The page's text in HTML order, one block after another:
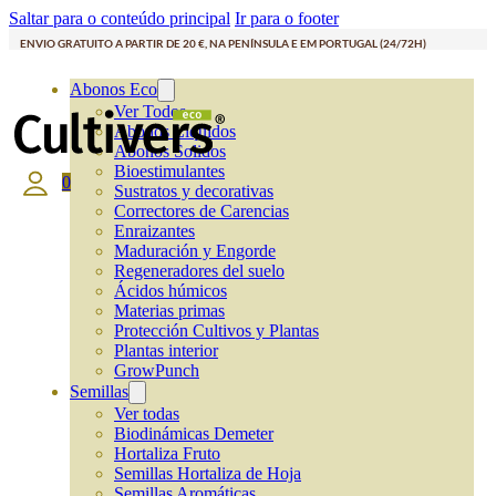
Saltar para o conteúdo principal Ir para o footer
ENVIO GRATUITO A PARTIR DE 20 €, NA PENÍNSULA E EM PORTUGAL (24/72H)
Abonos Eco
Ver Todos
Abonos Líquidos
Abonos Solidos
Bioestimulantes
Sustratos y decorativas
Correctores de Carencias
Enraizantes
Maduración y Engorde
Regeneradores del suelo
Ácidos húmicos
Materias primas
Protección Cultivos y Plantas
Plantas interior
GrowPunch
Semillas
Ver todas
Biodinámicas Demeter
Hortaliza Fruto
Semillas Hortaliza de Hoja
0